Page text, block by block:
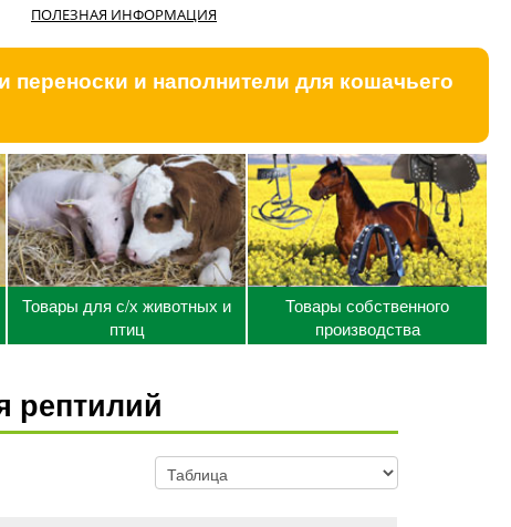
ПОЛЕЗНАЯ ИНФОРМАЦИЯ
и наполнители для кошачьего
Товары для с/х животных и
птиц
Товары собственного
производства
рептилий